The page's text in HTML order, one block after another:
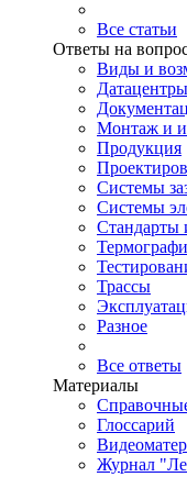
Все статьи
Ответы на
Виды и
Датацентры
Монтаж и
Продукция
Системы
Системы
Стандарты
Трассы
Разное
Все ответы
Материалы
Глоссарий
Журнал